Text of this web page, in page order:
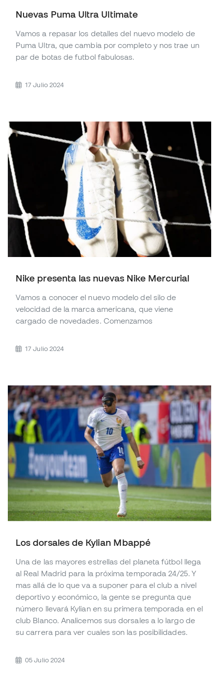
Nuevas Puma Ultra Ultimate
Vamos a repasar los detalles del nuevo modelo de
Puma Ultra, que cambia por completo y nos trae un
par de botas de futbol fabulosas.
17 Julio 2024
Nike presenta las nuevas Nike Mercurial
Vamos a conocer el nuevo modelo del silo de
velocidad de la marca americana, que viene
cargado de novedades. Comenzamos
17 Julio 2024
Los dorsales de Kylian Mbappé
Una de las mayores estrellas del planeta fútbol llega
al Real Madrid para la próxima temporada 24/25. Y
mas allá de lo que va a suponer para el club a nivel
deportivo y económico, la gente se pregunta que
número llevará Kylian en su primera temporada en el
club Blanco. Analicemos sus dorsales a lo largo de
su carrera para ver cuales son las posibilidades.
05 Julio 2024